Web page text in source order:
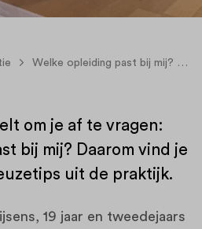
Welke opleiding past bij mij? Studiekeuzetips van zorgstudent Loes
om je af te vragen:
bij mij? Daarom vind je
uit de praktijk.
19 jaar en tweedejaars